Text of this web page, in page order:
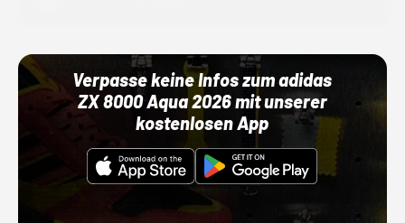
Verpasse keine Infos zum adidas
ZX 8000 Aqua 2026 mit unserer
kostenlosen App